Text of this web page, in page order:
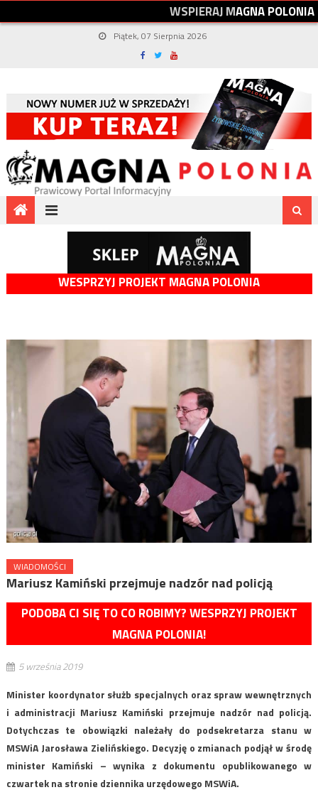
WSPIERAJMAGNAPOLONIA
Piątek, 07 Sierpnia 2026
WESPRZYJ PROJEKT MAGNA POLONIA
WIADOMOŚCI
Mariusz Kamiński przejmuje nadzór nad policją
PODOBA CI SIĘ TO CO ROBIMY? WESPRZYJ PROJEKT
MAGNA POLONIA!
5 września 2019
Minister koordynator służb specjalnych oraz spraw wewnętrznych
i administracji Mariusz Kamiński przejmuje nadzór nad policją.
Dotychczas te obowiązki należały do podsekretarza stanu w
MSWiA Jarosława Zielińskiego. Decyzję o zmianach podjął w środę
minister Kamiński – wynika z dokumentu opublikowanego w
czwartek na stronie dziennika urzędowego MSWiA.